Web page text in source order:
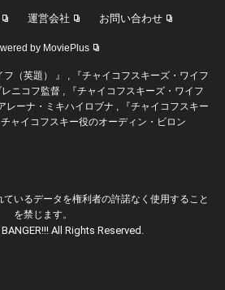
運営会社 お問い合わせ
by MoviePlus
フ（英題） 』 , 『チャイコフスキーズ・ワイフ
レニコフ監督 , 『チャイコフスキーズ・ワイフ
レーナ・ミキハイロブナ , 『チャイコフスキー
ャイコフスキー役のオーディン・ビロン
いるデータを権利者の許諾なく使用すること
を禁じます。
All Rights Reserved.